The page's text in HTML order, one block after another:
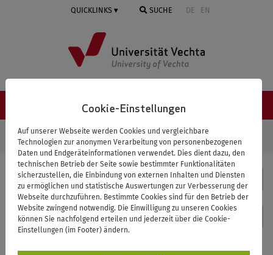
Cookie-Einstellungen
Auf unserer Webseite werden Cookies und vergleichbare
Technologien zur anonymen Verarbeitung von personenbezogenen
Daten und Endgeräteinformationen verwendet. Dies dient dazu, den
technischen Betrieb der Seite sowie bestimmter Funktionalitäten
sicherzustellen, die Einbindung von externen Inhalten und Diensten
zu ermöglichen und statistische Auswertungen zur Verbesserung der
Webseite durchzuführen. Bestimmte Cookies sind für den Betrieb der
Website zwingend notwendig. Die Einwilligung zu unseren Cookies
können Sie nachfolgend erteilen und jederzeit über die Cookie-
Einstellungen (im Footer) ändern.
QUICKLINKS SUCHE DE EN
NAVIGATION ≡
STARTSEITE SACHUNTERRICHT
FORSCHUNG UND TRANSFER
FORSCHUNG IN DER LEHRE
Sachunterricht
Kontakt